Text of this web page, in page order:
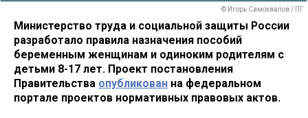
© Игорь Самохвалов / ПГ
Министерство труда и социальной защиты России
разработало правила назначения пособий
беременным женщинам и одиноким родителям с
детьми 8-17 лет. Проект постановления
Правительства опубликован на федеральном
портале проектов нормативных правовых актов.